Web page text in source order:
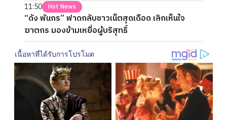
11:50 Hot News
“ดัง พันกร” ฟาดกลับชาวเน็ตสุดเดือด เลิกเห็นใจ
ฆาตกร มองข้ามเหยื่อผู้บริสุทธิ์